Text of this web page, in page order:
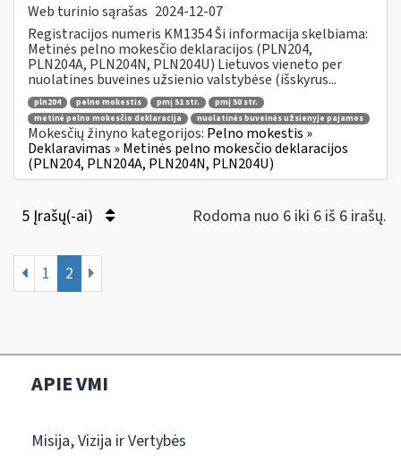
Web turinio sąrašas 2024-12-07
Registracijos numeris KM1354 Ši informacija skelbiama:
Metinės pelno mokesčio deklaracijos (PLN204,
PLN204A, PLN204N, PLN204U) Lietuvos vieneto per
nuolatines buveines užsienio valstybėse (išskyrus...
pln204 pelno mokestis pmį 51 str.
pmį 50 str.
metinė pelno mokesčio deklaracija
nuolatinės buveinės užsienyje pajamos
Mokesčių žinyno kategorijos: Pelno mokestis »
Deklaravimas » Metinės pelno mokesčio deklaracijos
(PLN204, PLN204A, PLN204N, PLN204U)
5 Įrašų(-ai) Rodoma nuo 6 iki 6 iš 6 irašų.
1 2
APIE VMI
Misija, Vizija ir Vertybės